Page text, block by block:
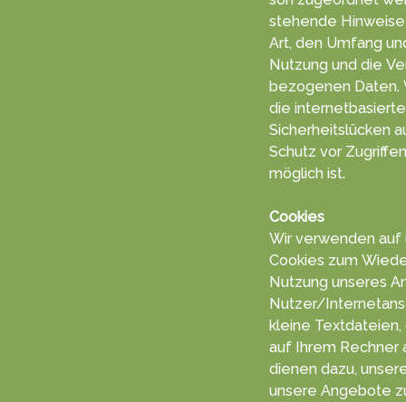
stehende
Art, den Um­fang
Nut­zung und die
bezogenen Da­ten. Wir weisen darauf hin, dass
die
Sicherheits­lücken
Schutz vor
mög­lich ist.
Cookies
Wir ver­wen­den
Coo­kies zum
Nut­zung un­seres
Nutzer/
kleine
auf Ihrem Rech­ner
die­nen dazu,
unsere An­gebo­te